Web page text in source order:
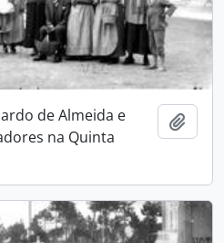
de Almeida e
na Quinta